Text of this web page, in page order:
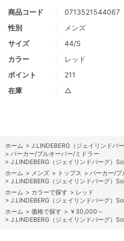
商品コード
0713521544067
性別
メンズ
サイズ
44/S
カラー
レッド
ポイント
211
在庫
△
ホーム > J.LINDEBERG（ジェイリンドバー
> パーカー/プルオーバー/ミドラー
> J.LINDEBERG（ジェイリンドバーグ）
ホーム > メンズ > トップス > パーカー/プ
> J.LINDEBERG（ジェイリンドバーグ）
ホーム > カラーで探す > レッド
> J.LINDEBERG（ジェイリンドバーグ）
ホーム > 価格で探す > ￥30,000～
> J.LINDEBERG（ジェイリンドバーグ）